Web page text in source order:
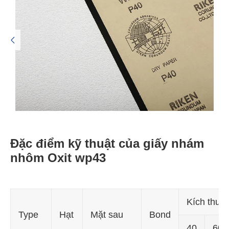

Đặc điểm kỹ thuật của giấy nhám
nhôm Oxit wp43
Type Hạt Mặt sau Bond
Kích